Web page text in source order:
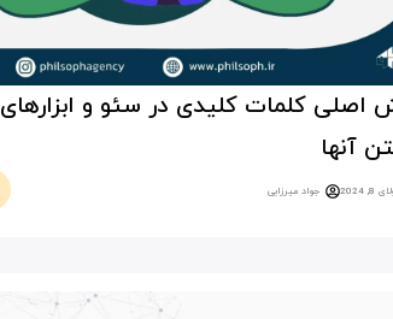
اصلی کلمات کلیدی در سئو و ابزارهای
آنها
8, 2024 جواد میرزایی